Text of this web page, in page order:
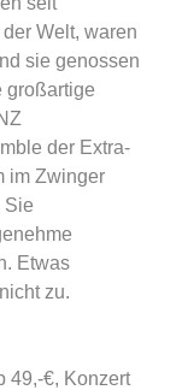
Welt, waren
sie genossen
großartige
der Extra-
im Zwinger
Sie
Etwas
zu.
49,-€, Konzert